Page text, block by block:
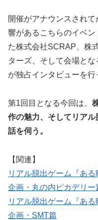
開催がアナウンスされ
響があるこちらのイベ
た株式会社SCRAP、株
ターズ、そして会場と
が独占インタビューを行
第1回目となる今回は、
作の魅力、そしてリア
話を伺う。
【関連】
リアル脱出ゲーム『あ
企画・丸の内ピカデリー
リアル脱出ゲーム『あ
企画・SMT篇